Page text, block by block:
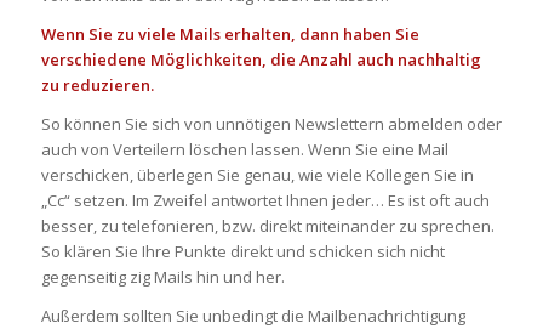
Wenn Sie zu viele Mails erhalten, dann haben Sie
verschiedene Möglichkeiten, die Anzahl auch nachhaltig
zu reduzieren.
So können Sie sich von unnötigen Newslettern abmelden oder
auch von Verteilern löschen lassen. Wenn Sie eine Mail
verschicken, überlegen Sie genau, wie viele Kollegen Sie in
„Cc“ setzen. Im Zweifel antwortet Ihnen jeder… Es ist oft auch
besser, zu telefonieren, bzw. direkt miteinander zu sprechen.
So klären Sie Ihre Punkte direkt und schicken sich nicht
gegenseitig zig Mails hin und her.
Außerdem sollten Sie unbedingt die Mailbenachrichtigung